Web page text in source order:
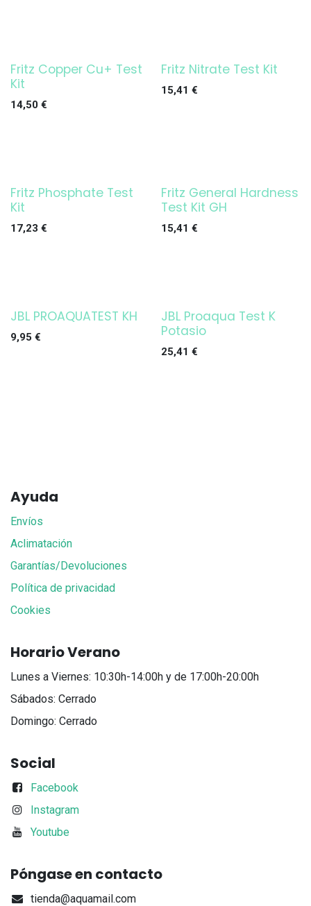
Fritz Copper Cu+ Test
Kit
14,50 €
Fritz Nitrate Test Kit
15,41 €
Fritz Phosphate Test
Kit
17,23 €
Fritz General Hardness
Test Kit GH
15,41 €
JBL PROAQUATEST KH
9,95 €
JBL Proaqua Test K
Potasio
25,41 €
Ayuda
Envíos
Aclimatación
Garantías/Devoluciones
Política de privacidad
Cookies
Horario Verano
Lunes a Viernes: 10:30h-14:00h y de 17:00h-20:00h
Sábados: Cerrado
Domingo: Cerrado
Social
Facebook
Instagram
Youtube
Póngase en contacto
tienda@aquamail.com